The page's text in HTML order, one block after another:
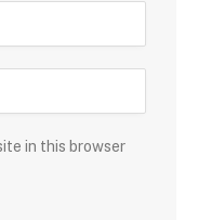
in this browser